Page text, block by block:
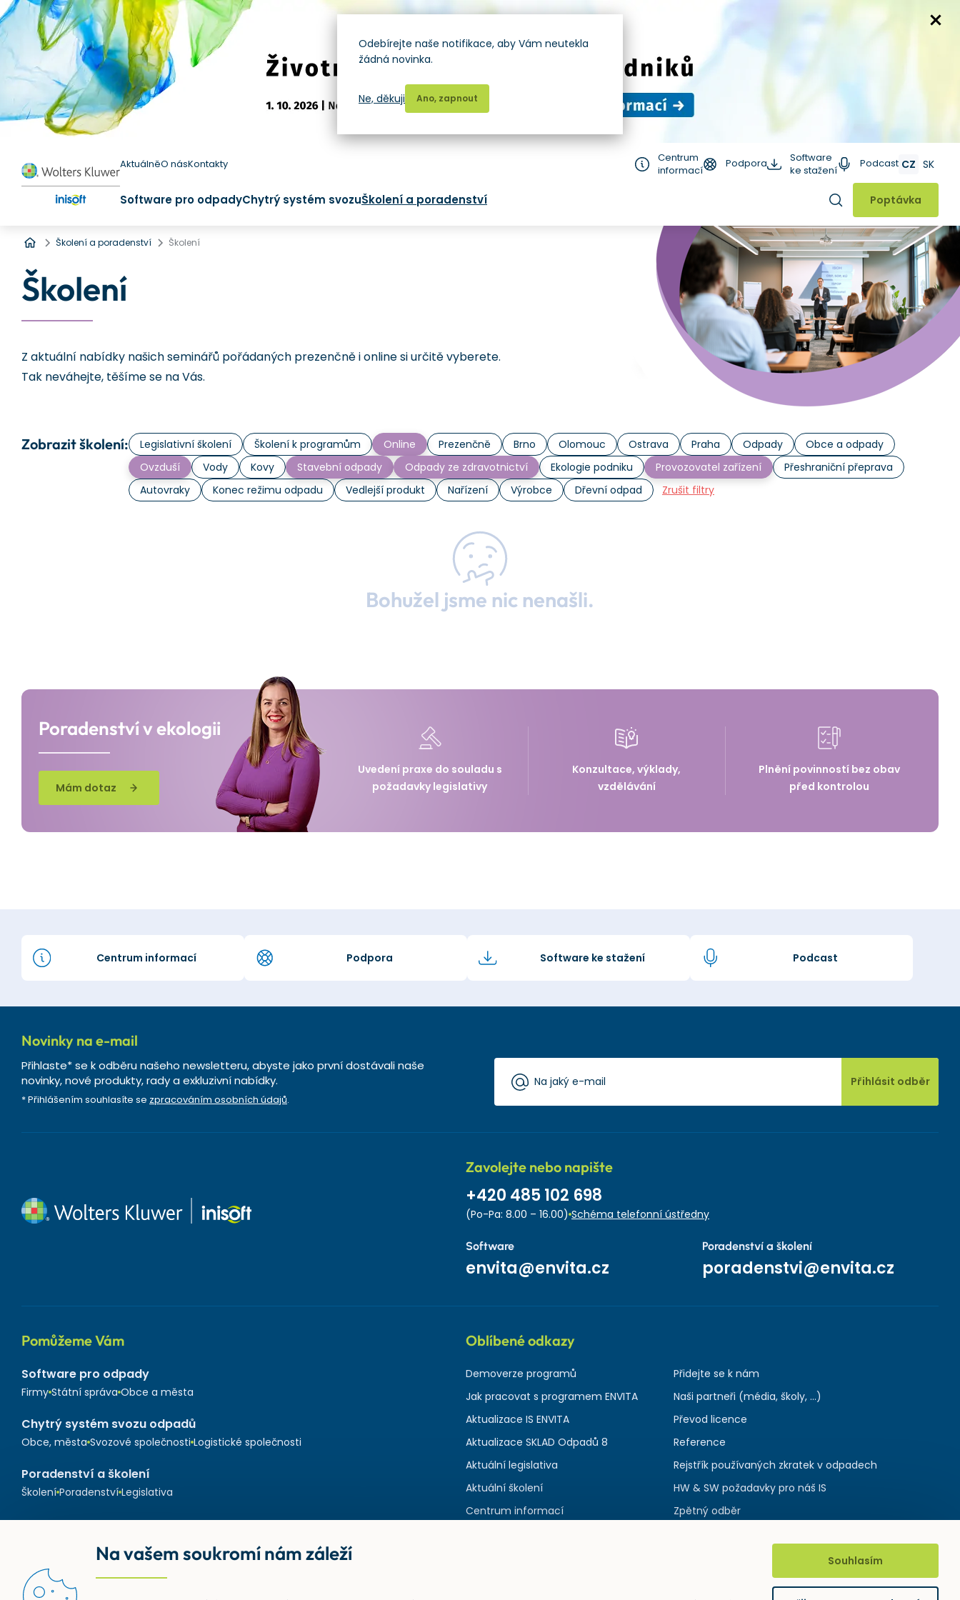
AktuálněO násKontakty
Centrum
informací
Podpora
Software
ke stažení
Podcast CZ SK
Software pro odpadyChytrý systém svozuŠkolení a poradenství Hledat
Poptávka
Úvod
Školení a poradenství Školení
Školení
Z aktuální nabídky našich seminářů pořádaných prezenčně i online si určitě vyberete.
Tak neváhejte, těšíme se na Vás.
Zobrazit školení: Legislativní školení Školení k programům Online Prezenčně Brno Olomouc Ostrava Praha Odpady
Obce a odpady
Ovzduší
Vody Kovy Stavební odpady Odpady ze zdravotnictví Ekologie podniku Provozovatel zařízení
Přeshraniční přeprava
Autovraky
Konec režimu odpadu Vedlejší produkt Nařízení Výrobce Dřevní odpad Zrušit filtry
Bohužel jsme nic nenašli.
Poradenství v ekologii
Mám dotaz
Uvedení praxe do souladu s
požadavky legislativy
Konzultace, výklady,
vzdělávání
Plnění povinností bez obav
před kontrolou
Centrum informací Podpora Software ke stažení Podcast
Novinky na e-mail
Přihlaste* se k odběru našeho newsletteru, abyste jako první dostávali naše
novinky, nové produkty, rady a exkluzivní nabídky.
* Přihlášením souhlasíte se zpracováním osobních údajů.
Přihlásit odběr
Zavolejte nebo napište
+420 485 102 698
(Po-Pa: 8.00 – 16.00) Schéma telefonní ústředny
Software
envita@envita.cz
Poradenství a školení
poradenstvi@envita.cz
Pomůžeme Vám
Software pro odpady
Firmy Státní správa Obce a města
Chytrý systém svozu odpadů
Obce, města Svozové společnosti Logistické společnosti
Poradenství a školení
Školení Poradenství Legislativa
Oblíbené odkazy
Demoverze programů
Jak pracovat s programem ENVITA
Aktualizace IS ENVITA
Aktualizace SKLAD Odpadů 8
Aktuální legislativa
Aktuální školení
Centrum informací
Přidejte se k nám
Naši partneři (média, školy, ...)
Převod licence
Reference
Rejstřík používaných zkratek v odpadech
HW & SW požadavky pro náš IS
Zpětný odběr
Odebírejte naše notifikace, aby Vám neutekla
žádná novinka.
Ano, zapnout
Ne, děkuji
Na vašem soukromí nám záleží Souhlasím